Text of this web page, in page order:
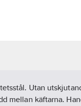
Utan
mellan käftarna.